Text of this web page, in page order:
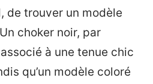
de trouver un modèle
choker noir, par
à une tenue chic
qu’un modèle coloré